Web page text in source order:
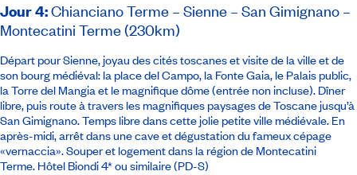
Jour 4:Chianciano Terme – Sienne – San Gimignano –
Montecatini Terme (230km)
Départ pour Sienne, joyau des cités toscanes et visite de la ville et de
son bourg médiéval: la place del Campo, la Fonte Gaia, le Palais public,
la Torre del Mangia et le magnifique dôme (entrée non incluse). Dîner
libre, puis route à travers les magnifiques paysages de Toscane jusqu’à
San Gimignano. Temps libre dans cette jolie petite ville médiévale. En
après-midi, arrêt dans une cave et dégustation du fameux cépage
«vernaccia». Souper et logement dans la région de Montecatini
Terme. Hôtel Biondi 4*ou similaire (PD-S)